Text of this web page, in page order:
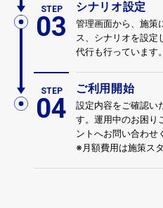
STEP シナリオ設定
管理画面から、施策
ス、シナリオを設定
代行も行っています。
STEP ご利用開始
設定内容をご確認い
す。運用中のお困り
ントへお問い合わせ
※月額費用は施策ス